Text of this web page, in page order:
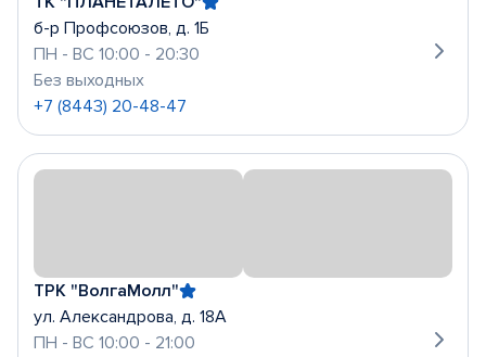
б-р Профсоюзов, д. 1Б
ПН - ВС 10:00 - 20:30
Без выходных
+7 (8443) 20-48-47
ТРК "ВолгаМолл"
ул. Александрова, д. 18А
ПН - ВС 10:00 - 21:00